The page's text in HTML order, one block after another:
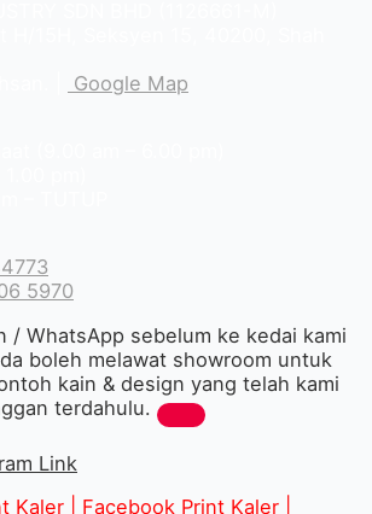
Google Map
5970
/ WhatsApp sebelum ke kedai kami
boleh melawat showroom untuk
kain & design yang telah kami
terdahulu.
Link
Kaler | Facebook Print Kaler